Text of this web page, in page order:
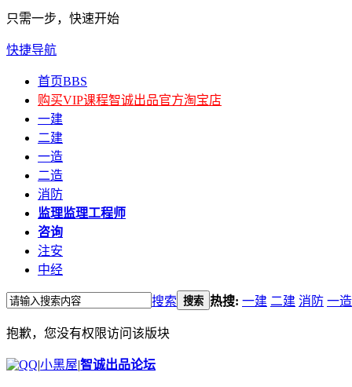
只需一步，快速开始
快捷导航
首页BBS
购买VIP课程智诚出品官方淘宝店
一建
二建
一造
二造
消防
监理监理工程师
咨询
注安
中经
搜索 搜索 热搜: 一建 二建 消防 一造
抱歉，您没有权限访问该版块
|小黑屋|智诚出品论坛